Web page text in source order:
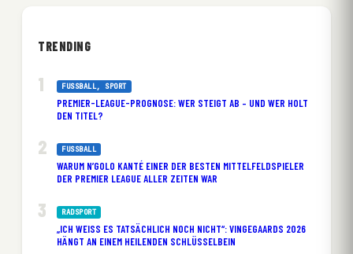
TRENDING
FUSSBALL , SPORT
PREMIER-LEAGUE-PROGNOSE: WER STEIGT AB – UND WER HOLT
DEN TITEL?
FUSSBALL
WARUM N’GOLO KANTÉ EINER DER BESTEN MITTELFELDSPIELER
DER PREMIER LEAGUE ALLER ZEITEN WAR
RADSPORT
„ICH WEISS ES TATSÄCHLICH NOCH NICHT“: VINGEGAARDS 2026 H
ÄNGT AN EINEM HEILENDEN SCHLÜSSELBEIN